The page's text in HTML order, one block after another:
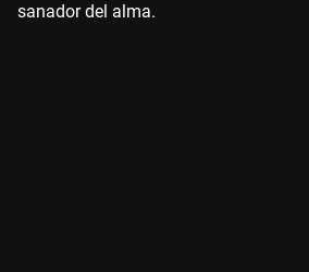
sanador del alma.